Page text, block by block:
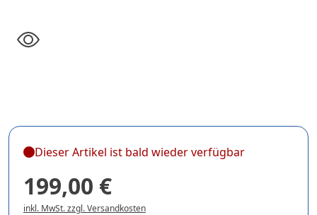
Dieser Artikel ist bald wieder verfügbar
199,00 €
inkl. MwSt. zzgl. Versandkosten